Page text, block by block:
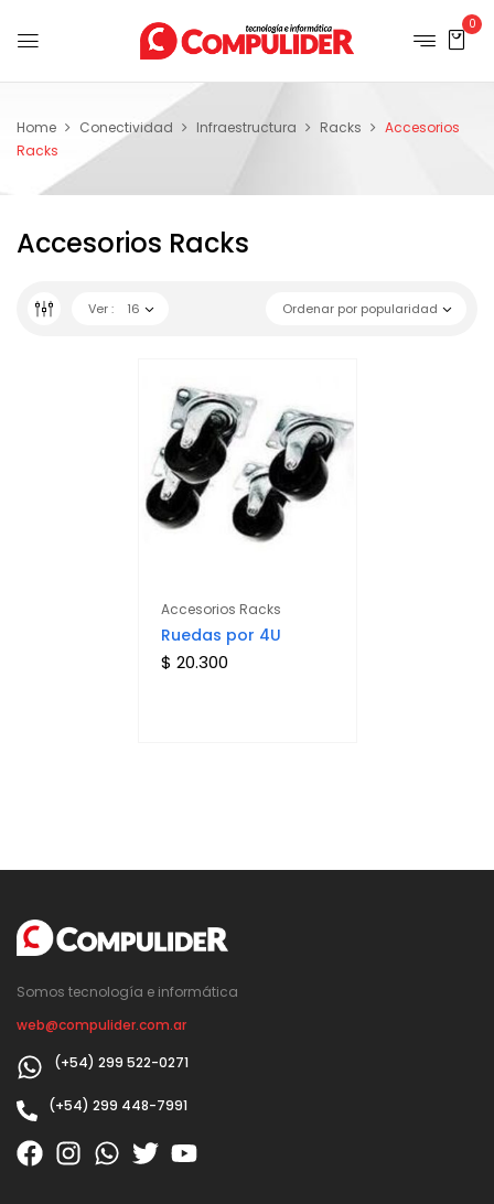
0
Home Conectividad Infraestructura Racks
Accesorios
Racks
Accesorios Racks
Ordenar por popularidad
Ver : 16
Accesorios Racks
Ruedas por 4U
$ 20.300
Somos tecnología e informática
web@compulider.com.ar
(+54) 299 522-0271
(+54) 299 448-7991